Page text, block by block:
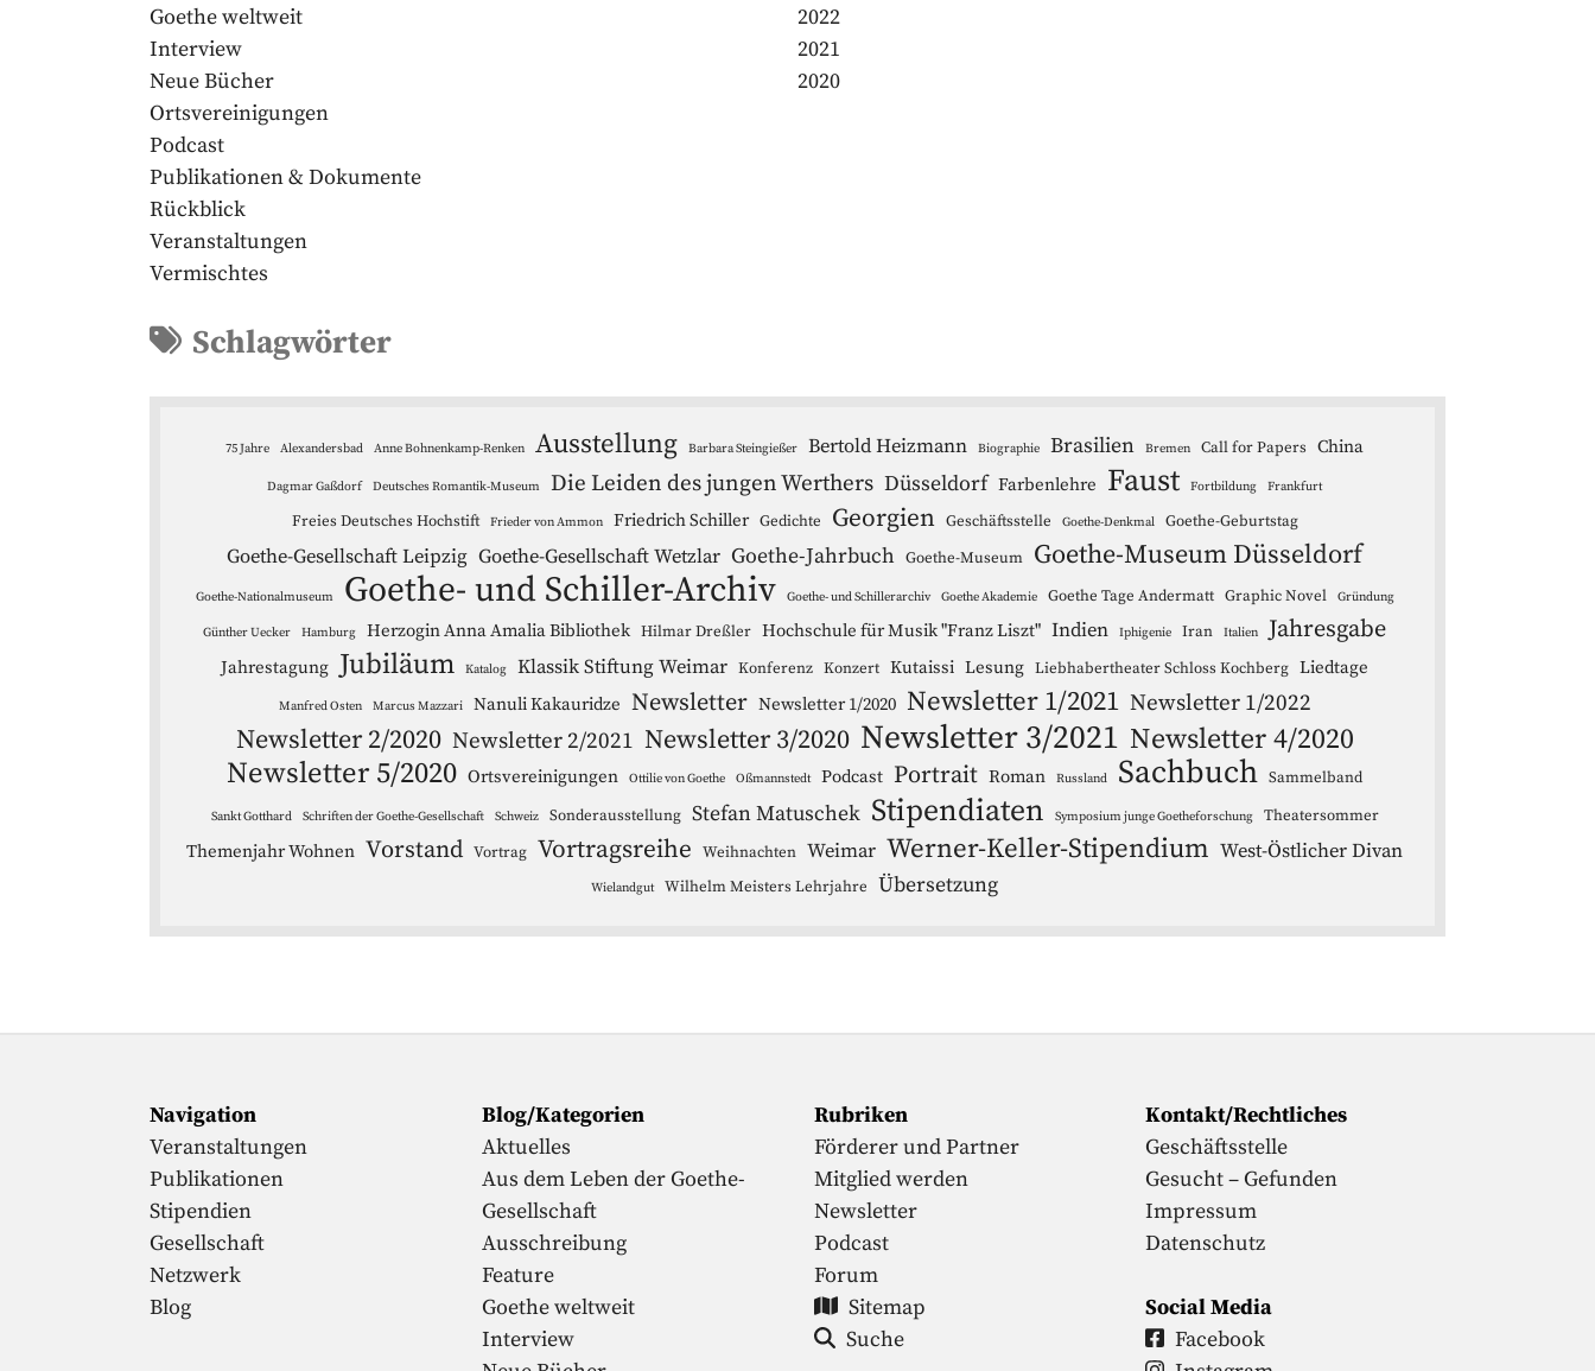
Goethe weltweit
Interview
Neue Bücher
Ortsvereinigungen
Podcast
Publikationen & Dokumente
Rückblick
Veranstaltungen
Vermischtes
2022
2021
2020
Schlagwörter
75 Jahre Alexandersbad Anne Bohnenkamp-Renken Ausstellung Barbara Steingießer Bertold Heizmann Biographie Brasilien Bremen Call for Papers China
Dagmar Gaßdorf Deutsches Romantik-Museum Die Leiden des jungen Werthers Düsseldorf Farbenlehre Faust Fortbildung Frankfurt
Freies Deutsches Hochstift Frieder von Ammon Friedrich Schiller Gedichte Georgien Geschäftsstelle Goethe-Denkmal Goethe-Geburtstag
Goethe-Gesellschaft Leipzig Goethe-Gesellschaft Wetzlar Goethe-Jahrbuch Goethe-Museum Goethe-Museum Düsseldorf
Goethe-Nationalmuseum Goethe- und Schiller-Archiv Goethe- und Schillerarchiv Goethe Akademie Goethe Tage Andermatt Graphic Novel Gründung
Günther Uecker Hamburg Herzogin Anna Amalia Bibliothek Hilmar Dreßler Hochschule für Musik "Franz Liszt" Indien Iphigenie Iran Italien Jahresgabe
Jahrestagung Jubiläum Katalog Klassik Stiftung Weimar Konferenz Konzert Kutaissi Lesung Liebhabertheater Schloss Kochberg Liedtage
Manfred Osten Marcus Mazzari Nanuli Kakauridze Newsletter Newsletter 1/2020 Newsletter 1/2021 Newsletter 1/2022
Newsletter 2/2020 Newsletter 2/2021 Newsletter 3/2020 Newsletter 3/2021 Newsletter 4/2020
Newsletter 5/2020 Ortsvereinigungen Ottilie von Goethe Oßmannstedt Podcast Portrait Roman Russland Sachbuch Sammelband
Sankt Gotthard Schriften der Goethe-Gesellschaft Schweiz Sonderausstellung Stefan Matuschek Stipendiaten Symposium junge Goetheforschung Theatersommer
Themenjahr Wohnen Vorstand Vortrag Vortragsreihe Weihnachten Weimar Werner-Keller-Stipendium West-Östlicher Divan
Wielandgut Wilhelm Meisters Lehrjahre Übersetzung
Navigation
Veranstaltungen
Publikationen
Stipendien
Gesellschaft
Netzwerk
Blog
Blog/Kategorien
Aktuelles
Aus dem Leben der Goethe-
Gesellschaft
Ausschreibung
Feature
Goethe weltweit
Interview
Rubriken
Förderer und Partner
Mitglied werden
Newsletter
Podcast
Forum
Sitemap
Suche
Kontakt/Rechtliches
Geschäftsstelle
Gesucht – Gefunden
Impressum
Datenschutz
Social Media
Facebook